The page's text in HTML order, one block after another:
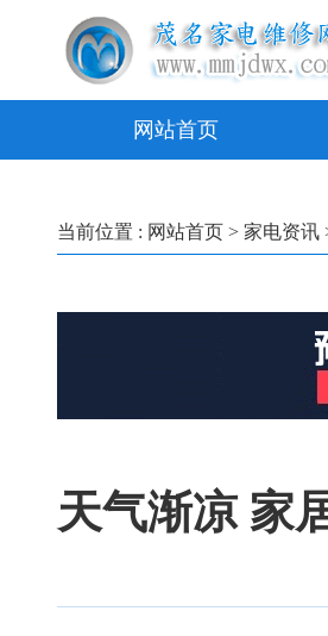
网站首页
当前位置 : 网站首页 > 家电资讯
天气渐凉 家